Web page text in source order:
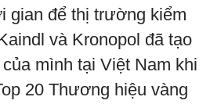
gian để thị trường kiểm
và Kronopol đã tạo
mình tại Việt Nam khi
20 Thương hiệu vàng